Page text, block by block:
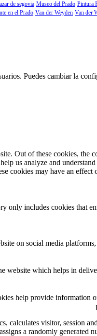
de segovia Museo del Prado Pintura
en el Prado Van der Weyden Van der
Puedes cambiar la
Out of these cookies, the
us analyze and
cookies may have an effect
includes cookies that
on social media
website which helps in
help provide information
calculates visitor, session
a randomly generated